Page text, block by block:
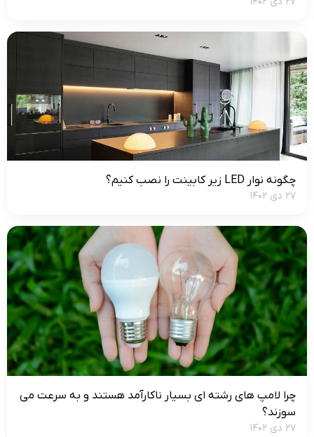
چگونه نوار LED زیر کابینت را نصب کنیم؟
۲۷ دی ۱۴۰۲
چرا لامپ های رشته ای بسیار ناکارآمد هستند و به سرعت می
سوزند؟
۲۷ دی ۱۴۰۲